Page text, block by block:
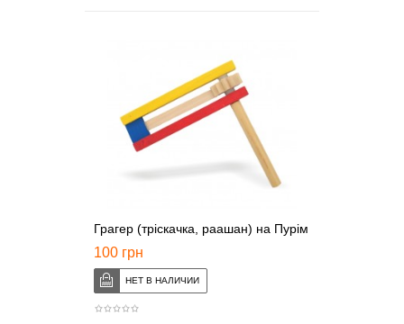
Грагер (тріскачка, раашан) на Пурім
100 грн